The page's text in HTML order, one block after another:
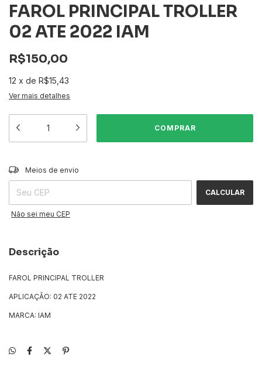
FAROL PRINCIPAL TROLLER
02 ATE 2022 IAM
R$150,00
12 x de R$15,43
Ver mais detalhes
Entregas para o CEP:
Meios de envio
CALCULAR
Não sei meu CEP
Descrição
FAROL PRINCIPAL TROLLER
APLICAÇÃO: 02 ATE 2022
MARCA: IAM